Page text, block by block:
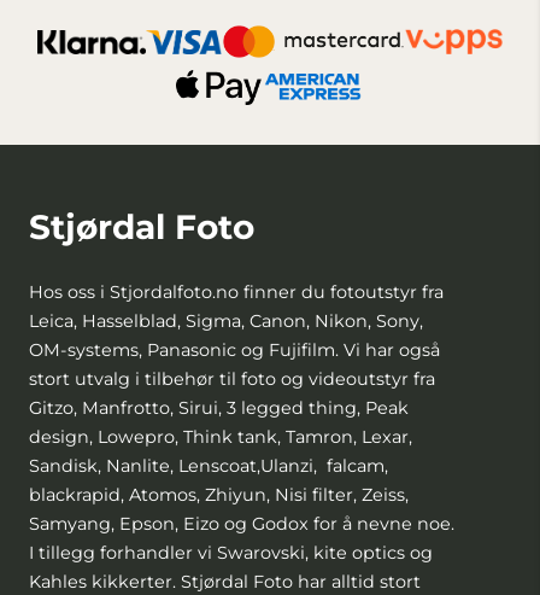
Stjørdal Foto
Hos oss i Stjordalfoto.no finner du fotoutstyr fra
Leica, Hasselblad, Sigma, Canon, Nikon, Sony,
OM-systems, Panasonic og Fujifilm. Vi har også
stort utvalg i tilbehør til foto og videoutstyr fra
Gitzo, Manfrotto, Sirui, 3 legged thing, Peak
design, Lowepro, Think tank, Tamron, Lexar,
Sandisk, Nanlite, Lenscoat,Ulanzi, falcam,
blackrapid, Atomos, Zhiyun, Nisi filter, Zeiss,
Samyang, Epson, Eizo og Godox for å nevne noe.
I tillegg forhandler vi Swarovski, kite optics og
Kahles kikkerter. Stjørdal Foto har alltid stort